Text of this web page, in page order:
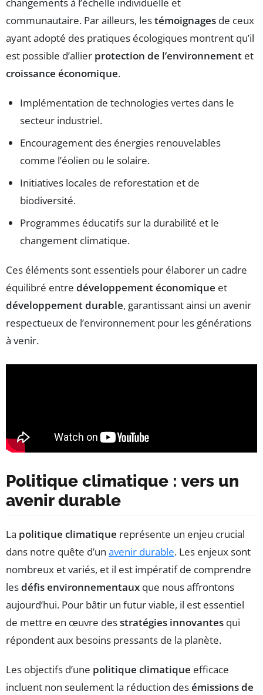
changements à l’échelle individuelle et
communautaire. Par ailleurs, lestémoignages de ceux
ayant adopté des pratiques écologiques montrent qu’il
est possible d’allier protection de l’environnement et
croissance économique.
Implémentation de technologies vertes dans le
secteur industriel.
Encouragement des énergies renouvelables
comme l’éolien ou le solaire.
Initiatives locales de reforestation et de
biodiversité.
Programmes éducatifs sur la durabilité et le
changement climatique.
Ces éléments sont essentiels pour élaborer un cadre
équilibré entre développement économique et
développement durable, garantissant ainsi un avenir
respectueux de l’environnement pour les générations
à venir.
Politique climatique : vers un
avenir durable
La politique climatique représente un enjeu crucial
dans notre quête d’un avenir durable. Les enjeux sont
nombreux et variés, et il est impératif de comprendre
lesdéfis environnementaux que nous affrontons
aujourd’hui. Pour bâtir un futur viable, il est essentiel
de mettre en œuvre desstratégies innovantes qui
répondent aux besoins pressants de la planète.
Les objectifs d’une politique climatique efficace
incluent non seulement la réduction desémissions de